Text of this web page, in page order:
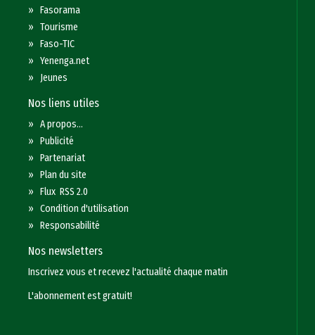
»Fasorama
»Tourisme
»Faso-TIC
»Yenenga.net
» Jeunes
Nos liens utiles
»A propos...
»Publicité
»Partenariat
»Plan du site
»Flux RSS 2.0
»Condition d'utilisation
»Responsabilité
Nos newsletters
Inscrivez vous et recevez l'actualité chaque matin
L'abonnement est gratuit!